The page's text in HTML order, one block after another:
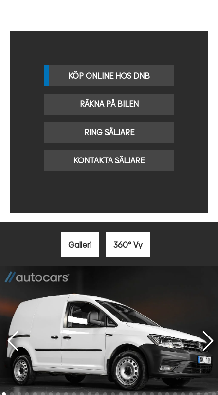
KÖP ONLINE HOS DNB
RÄKNA PÅ BILEN
RING SÄLJARE
KONTAKTA SÄLJARE
Galleri 360° Vy